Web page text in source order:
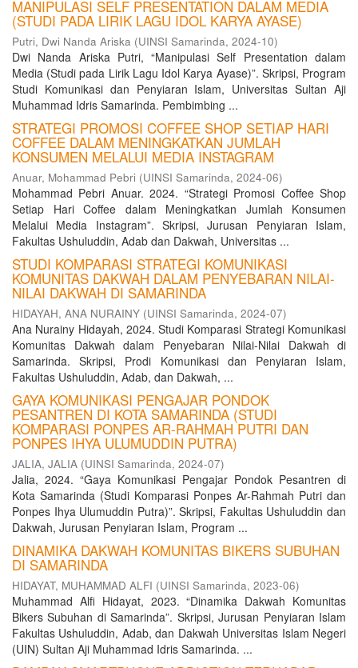
MANIPULASI SELF PRESENTATION DALAM MEDIA
(STUDI PADA LIRIK LAGU IDOL KARYA AYASE)
Putri, Dwi Nanda Ariska (UINSI Samarinda, 2024-10)
Dwi Nanda Ariska Putri, “Manipulasi Self Presentation dalam
Media (Studi pada Lirik Lagu Idol Karya Ayase)”. Skripsi, Program
Studi Komunikasi dan Penyiaran Islam, Universitas Sultan Aji
Muhammad Idris Samarinda. Pembimbing ...
STRATEGI PROMOSI COFFEE SHOP SETIAP HARI
COFFEE DALAM MENINGKATKAN JUMLAH
KONSUMEN MELALUI MEDIA INSTAGRAM
Anuar, Mohammad Pebri (UINSI Samarinda, 2024-06)
Mohammad Pebri Anuar. 2024. “Strategi Promosi Coffee Shop
Setiap Hari Coffee dalam Meningkatkan Jumlah Konsumen
Melalui Media Instagram”. Skripsi, Jurusan Penyiaran Islam,
Fakultas Ushuluddin, Adab dan Dakwah, Universitas ...
STUDI KOMPARASI STRATEGI KOMUNIKASI
KOMUNITAS DAKWAH DALAM PENYEBARAN NILAI-
NILAI DAKWAH DI SAMARINDA
HIDAYAH, ANA NURAINY (UINSI Samarinda, 2024-07)
Ana Nurainy Hidayah, 2024. Studi Komparasi Strategi Komunikasi
Komunitas Dakwah dalam Penyebaran Nilai-Nilai Dakwah di
Samarinda. Skripsi, Prodi Komunikasi dan Penyiaran Islam,
Fakultas Ushuluddin, Adab, dan Dakwah, ...
GAYA KOMUNIKASI PENGAJAR PONDOK
PESANTREN DI KOTA SAMARINDA (STUDI
KOMPARASI PONPES AR-RAHMAH PUTRI DAN
PONPES IHYA ULUMUDDIN PUTRA)
JALIA, JALIA (UINSI Samarinda, 2024-07)
Jalia, 2024. “Gaya Komunikasi Pengajar Pondok Pesantren di
Kota Samarinda (Studi Komparasi Ponpes Ar-Rahmah Putri dan
Ponpes Ihya Ulumuddin Putra)”. Skripsi, Fakultas Ushuluddin dan
Dakwah, Jurusan Penyiaran Islam, Program ...
DINAMIKA DAKWAH KOMUNITAS BIKERS SUBUHAN
DI SAMARINDA
HIDAYAT, MUHAMMAD ALFI (UINSI Samarinda, 2023-06)
Muhammad Alfi Hidayat, 2023. “Dinamika Dakwah Komunitas
Bikers Subuhan di Samarinda”. Skripsi, Jurusan Penyiaran Islam
Fakultas Ushuluddin, Adab, dan Dakwah Universitas Islam Negeri
(UIN) Sultan Aji Muhammad Idris Samarinda. ...